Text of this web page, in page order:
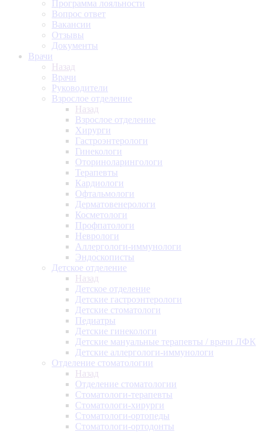
Программа лояльности
Вопрос ответ
Вакансии
Отзывы
Документы
Врачи
Назад
Врачи
Руководители
Взрослое отделение
Назад
Взрослое отделение
Хирурги
Гастроэнтерологи
Гинекологи
Оториноларингологи
Терапевты
Кардиологи
Офтальмологи
Дерматовенерологи
Косметологи
Профпатологи
Неврологи
Аллергологи-иммунологи
Эндоскописты
Детское отделение
Назад
Детское отделение
Детские гастроэнтерологи
Детские стоматологи
Педиатры
Детские гинекологи
Детские мануальные терапевты / врачи ЛФК
Детские аллергологи-иммунологи
Отделение стоматологии
Назад
Отделение стоматологии
Стоматологи-терапевты
Стоматологи-хирурги
Стоматологи-ортопеды
Стоматологи-ортодонты